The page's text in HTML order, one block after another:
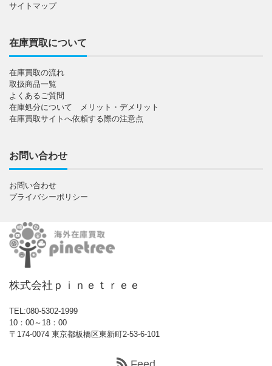
サイトマップ
在庫買取について
在庫買取の流れ
取扱商品一覧
よくあるご質問
在庫処分について メリット・デメリット
在庫買取サイトへ依頼する際の注意点
お問い合わせ
お問い合わせ
プライバシーポリシー
株式会社ｐｉｎｅｔｒｅｅ
TEL:080-5302-1999
10：00～18：00
〒174-0074 東京都板橋区東新町2-53-6-101